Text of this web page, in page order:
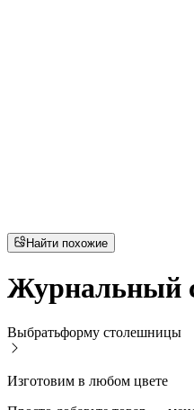
Найти похожие
Журнальный
Выбратьформу столешницы
Изготовим в любом цвете